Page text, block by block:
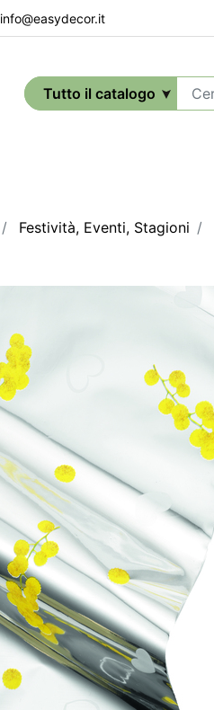
info@easydecor.it
Festività, Eventi, Stagioni